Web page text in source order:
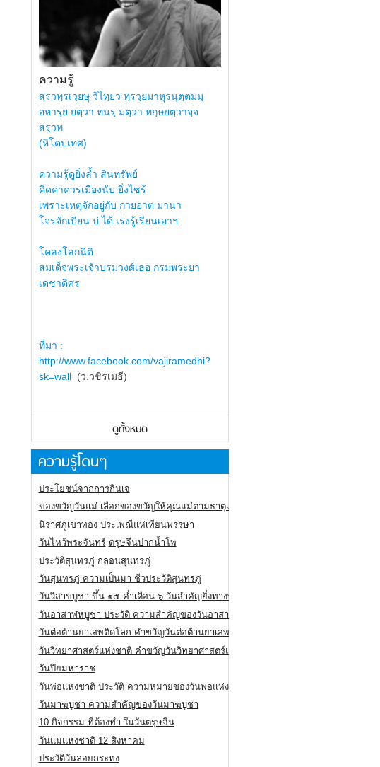
ความรู้
สฺรวทฺรเวฺยษุ วิไทฺยว ทฺรวฺยมาหุรนุตฺตมมฺ
อหารฺย ยตฺวา ทนรฺ มตฺวา ทกฺษยตฺวาจฺจ
สรฺวท
(หิโตปเทศ)
ความรู้ดูยิ่งล้ำ สินทรัพย์
คิดค่าควรเมืองนับ ยิ่งไซร้
เพราะเหตุจักอยู่กับ กายอาต มานา
โจรจักเบียน บ่ ได้ เร่งรู้เรียนเอาฯ
โคลงโลกนิติ
สมเด็จพระเจ้าบรมวงศ์เธอ กรมพระยา
เดชาดิศร
ที่มา :
http://www.facebook.com/vajiramedhi?
sk=wall(ว.วชิรเมธี)
ดูทั้งหมด
ความรู้โดนๆ
ประโยชน์จากการกินเจ
ของขวัญวันแม่ เลือกของขวัญให้คุณแม่ตามธาตุเกิด
นิราศภูเขาทอง ประเพณีแห่เทียนพรรษา
วันไหว้พระจันทร์ ตรุษจีนปากน้ำโพ
ประวัติสุนทรภู่ กลอนสุนทรภู่
วันสุนทรภู่ ความเป็นมา ชีวประวัติสุนทรภู่
วันวิสาขบูชา ขึ้น ๑๕ ค่ำเดือน ๖ วันสำคัญยิ่งทางพระพุทธศาสนา
วันอาสาฬหบูชา ประวัติ ความสําคัญของวันอาสาฬหบูชา
วันต่อต้านยาเสพติดโลก คำขวัญวันต่อต้านยาเสพติดสากล
วันวิทยาศาสตร์แห่งชาติ คำขวัญวันวิทยาศาสตร์แห่งชาติ
วันปิยมหาราช
วันพ่อแห่งชาติ ประวัติ ความหมายของวันพ่อแห่งชาติ
วันมาฆบูชา ความสำคัญของวันมาฆบูชา
10 กิจกรรม ที่ต้องทำ ในวันตรุษจีน
วันแม่แห่งชาติ 12 สิงหาคม
ประวัติวันลอยกระทง